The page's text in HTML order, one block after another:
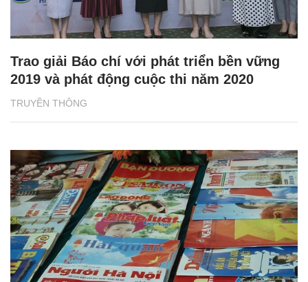
TRUYỀN THÔNG
Trao giải Báo chí với phát triển bền vững
2019 và phát động cuộc thi năm 2020